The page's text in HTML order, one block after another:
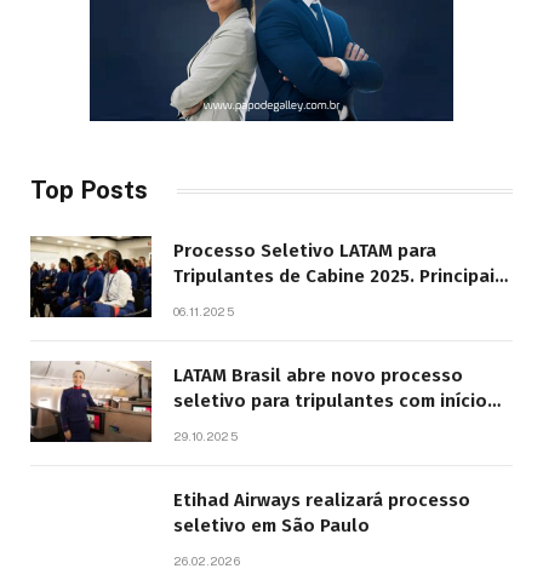
Top Posts
Processo Seletivo LATAM para
Tripulantes de Cabine 2025. Principais
06.11.2025
LATAM Brasil abre novo processo
seletivo para tripulantes com início
29.10.2025
Etihad Airways realizará processo
seletivo em São Paulo
26.02.2026